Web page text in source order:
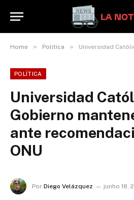
Home » Política » Universidad Católica pide al
POLÍTICA
Universidad
Gobierno
ante
ONU
Por Diego Velázquez junho 18,